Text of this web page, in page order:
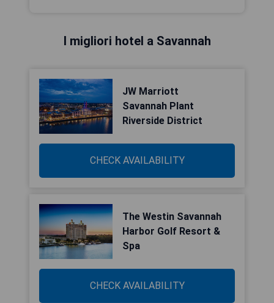
I migliori hotel a Savannah
JW Marriott
Savannah Plant
Riverside District
CHECK AVAILABILITY
The Westin Savannah
Harbor Golf Resort &
Spa
CHECK AVAILABILITY